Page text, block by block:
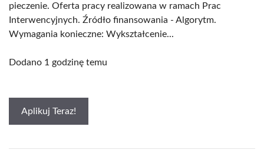
pieczenie. Oferta pracy realizowana w ramach Prac
Interwencyjnych. Źródło finansowania - Algorytm.
Wymagania konieczne: Wykształcenie...
Dodano 1 godzinę temu
Aplikuj Teraz!